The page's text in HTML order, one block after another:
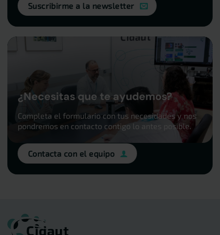
Suscribirme a la newsletter
¿Necesitas que te ayudemos?
Completa el formulario con tus necesidades y nos
pondremos en contacto contigo lo antes posible.
Contacta con el equipo